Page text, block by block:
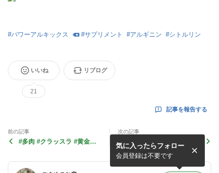
#パワーアルキックス #サプリメント #アルギニン #シトルリン
いいね
21
リブログ
記事を報告する
前の記事
#多肉 #クラッスラ #黄金花
次の記事
#多肉 #クラッスラ #サルメ
ントーサ ２回目
気に入ったらフォロー
会員登録は不要です